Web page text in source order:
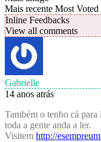
Mais recente Most Voted
Inline Feedbacks
View all comments
Gabrielle
14 anos atrás
Também o tenho cá
toda a gente anda a ler.
Visitem http://